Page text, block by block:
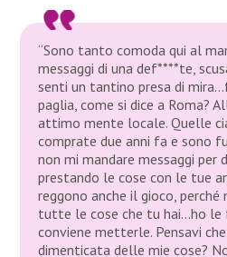
“Sono tanto comoda qui al
messaggi di una def****te,
senti un tantino presa di
paglia, come si dice a Roma?
attimo mente locale. Quelle
comprate due anni fa e sono
non mi mandare messaggi per
prestando le cose con le tue
reggono anche il gioco, perché
tutte le cose che tu hai…ho le
conviene metterle. Pensavi
dimenticata delle mie cose?